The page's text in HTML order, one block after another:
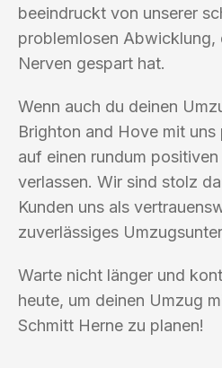
beeindruckt von unserer
problemlosen Abwicklung,
Nerven gespart hat.
Wenn auch du deinen
Brighton and Hove mit
auf einen rundum
verlassen. Wir sind stolz
Kunden uns als
zuverlässiges
Warte nicht länger und
heute, um deinen Umzug
Schmitt Herne zu planen!